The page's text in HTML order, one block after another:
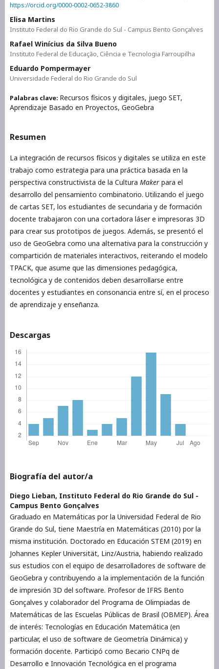
https://orcid.org/0000-0002-0652-3860
Elisa Martins
Instituto Federal do Rio Grande do Sul - Campus Bento Gonçalves
Rafael Winícius da Silva Bueno
Instituto Federal de Educação, Ciência e Tecnologia Farroupilha
Eduardo Pompermayer
Universidade Federal do Rio Grande do Sul
Palabras clave: Recursos físicos y digitales, juego SET,
Aprendizaje Basado en Proyectos, GeoGebra
Resumen
La integración de recursos físicos y digitales se utiliza en este
trabajo como estrategia para una práctica basada en la
perspectiva constructivista de la Cultura Maker para el
desarrollo del pensamiento combinatorio. Utilizando el juego
de cartas SET, los estudiantes de secundaria y de formación
docente trabajaron con una cortadora láser e impresoras 3D
para crear sus prototipos de juegos. Además, se presentó el
uso de GeoGebra como una alternativa para la construcción y
compartición de materiales interactivos, reiterando el modelo
TPACK, que asume que las dimensiones pedagógica,
tecnológica y de contenidos deben desarrollarse entre
docentes y estudiantes en consonancia entre sí, en el proceso
de aprendizaje y enseñanza.
Descargas
Biografía del autor/a
Diego Lieban, Instituto Federal do Rio Grande do Sul -
Campus Bento Gonçalves
Graduado en Matemáticas por la Universidad Federal de Rio
Grande do Sul, tiene Maestría en Matemáticas (2010) por la
misma institución. Doctorado en Educación STEM (2019) en
Johannes Kepler Universität, Linz/Austria, habiendo realizado
sus estudios con el equipo de desarrolladores de software de
GeoGebra y contribuyendo a la implementación de la función
de impresión 3D del software. Profesor de IFRS Bento
Gonçalves y colaborador del Programa de Olimpiadas de
Matemáticas de las Escuelas Públicas de Brasil (OBMEP). Área
de interés: Tecnologías en Educación Matemática (en
particular, el uso de software de Geometría Dinámica) y
formación docente. Participó como Becario CNPq de
Desarrollo e Innovación Tecnológica en el programa